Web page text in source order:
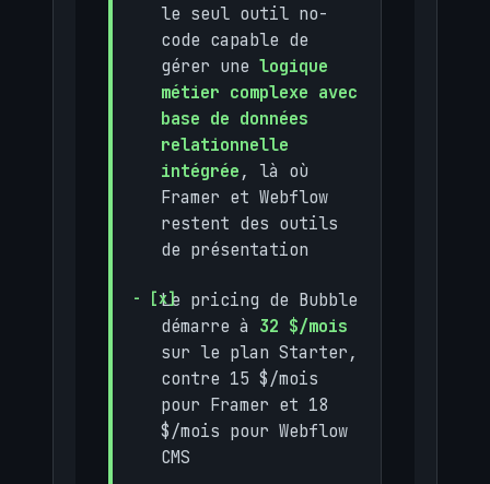
le seul outil no-
code capable de
gérer une logique
métier complexe avec
base de données
relationnelle
intégrée, là où
Framer et Webflow
restent des outils
de présentation
Le pricing de Bubble
démarre à 32 $/mois
sur le plan Starter,
contre 15 $/mois
pour Framer et 18
$/mois pour Webflow
CMS